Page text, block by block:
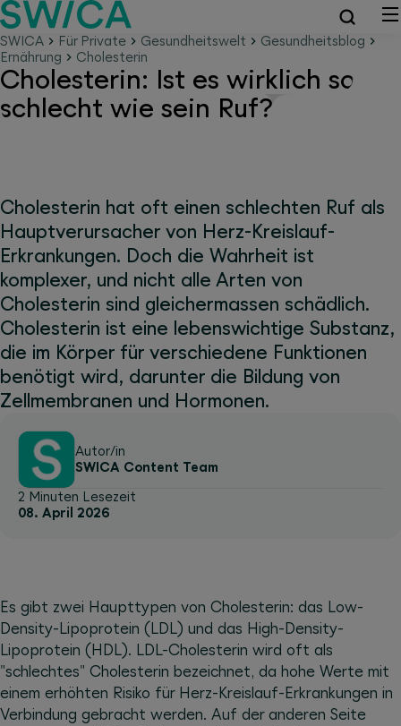
SWICA Für Private Gesundheitswelt
Gesundheitsblog
Ernährung
Cholesterin
Cholesterin: Ist es wirklich so
schlecht wie sein Ruf?
Cholesterin hat oft einen schlechten Ruf als
Hauptverursacher von Herz-Kreislauf-
Erkrankungen. Doch die Wahrheit ist
komplexer, und nicht alle Arten von
Cholesterin sind gleichermassen schädlich.
Cholesterin ist eine lebenswichtige Substanz,
die im Körper für verschiedene Funktionen
benötigt wird, darunter die Bildung von
Zellmembranen und Hormonen.
Autor/in
SWICA Content Team
2 Minuten Lesezeit
08. April 2026
Es gibt zwei Haupttypen von Cholesterin: das Low-
Density-Lipoprotein (LDL) und das High-Density-
Lipoprotein (HDL). LDL-Cholesterin wird oft als
"schlechtes" Cholesterin bezeichnet, da hohe Werte mit
einem erhöhten Risiko für Herz-Kreislauf-Erkrankungen in
Verbindung gebracht werden. Auf der anderen Seite